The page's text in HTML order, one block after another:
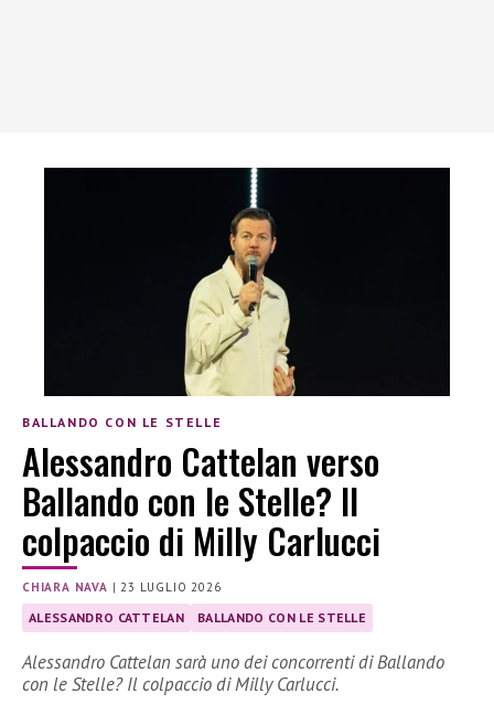
BALLANDO CON LE STELLE
Alessandro Cattelan verso
Ballando con le Stelle? Il
colpaccio di Milly Carlucci
CHIARA NAVA | 23 LUGLIO 2026
ALESSANDRO CATTELAN BALLANDO CON LE STELLE
Alessandro Cattelan sarà uno dei concorrenti di Ballando
con le Stelle? Il colpaccio di Milly Carlucci.